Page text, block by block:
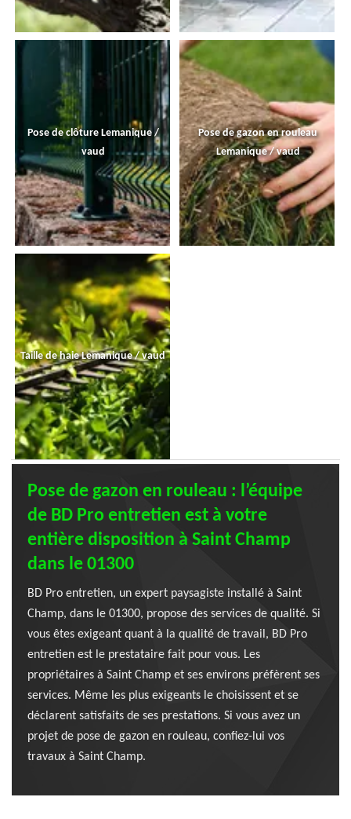
Pose de clôture Lemanique /
vaud
Pose de gazon en rouleau
Lemanique / vaud
Taille de haie Lemanique / vaud
Pose de gazon en rouleau : l’équipe
de BD Pro entretien est à votre
entière disposition à Saint Champ
dans le 01300
BD Pro entretien, un expert paysagiste installé à Saint
Champ, dans le 01300, propose des services de qualité. Si
vous êtes exigeant quant à la qualité de travail, BD Pro
entretien est le prestataire fait pour vous. Les
propriétaires à Saint Champ et ses environs préfèrent ses
services. Même les plus exigeants le choisissent et se
déclarent satisfaits de ses prestations. Si vous avez un
projet de pose de gazon en rouleau, confiez-lui vos
travaux à Saint Champ.